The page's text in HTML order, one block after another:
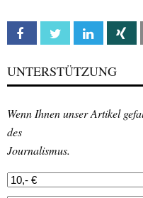
Facebook Twitter Linkedin
UNTERSTÜTZUNG
Wenn Ihnen unser Artikel
des
Journalismus.